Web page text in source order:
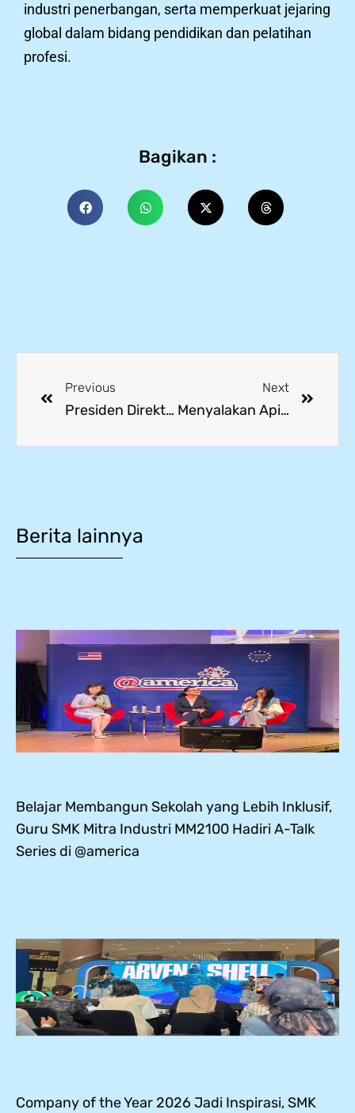
industri penerbangan, serta memperkuat jejaring
global dalam bidang pendidikan dan pelatihan
profesi.
Bagikan :
Previous
Presiden Direktur PT Jotun Indonesia Kunjungi SMK Mitra Industri MM2100
Next
Menyalakan Api Vokasi Baru: Wilmar Benchmarking untuk Dirikan SMK Masa Depan
Berita lainnya
Belajar Membangun Sekolah yang Lebih Inklusif,
Guru SMK Mitra Industri MM2100 Hadiri A-Talk
Series di @america
Company of the Year 2026 Jadi Inspirasi, SMK